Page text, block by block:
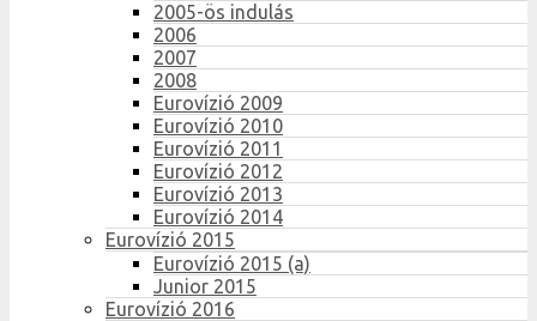
2005-ös indulás
2006
2007
2008
Eurovízió 2009
Eurovízió 2010
Eurovízió 2011
Eurovízió 2012
Eurovízió 2013
Eurovízió 2014
Eurovízió 2015
Eurovízió 2015 (a)
Junior 2015
Eurovízió 2016